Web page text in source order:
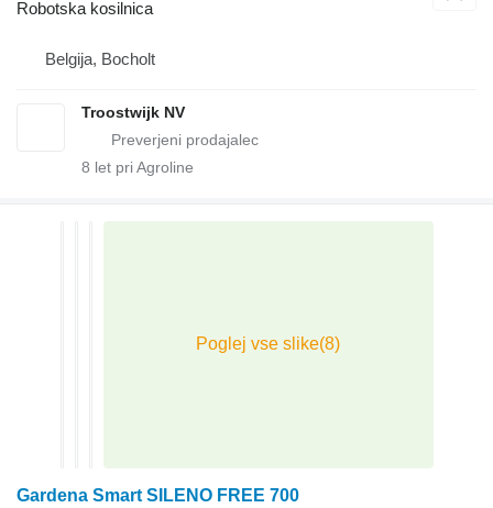
Robotska kosilnica
Belgija, Bocholt
Troostwijk NV
8 let pri Agroline
Gardena Smart SILENO FREE 700